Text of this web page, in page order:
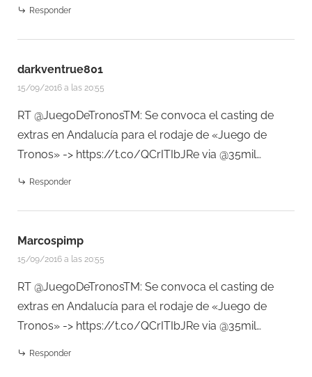
Responder
darkventrue801
15/09/2016 a las 20:55
RT @JuegoDeTronosTM: Se convoca el casting de
extras en Andalucía para el rodaje de «Juego de
Tronos» -> https://t.co/QCrITIbJRe via @35mil…
Responder
Marcospimp
15/09/2016 a las 20:55
RT @JuegoDeTronosTM: Se convoca el casting de
extras en Andalucía para el rodaje de «Juego de
Tronos» -> https://t.co/QCrITIbJRe via @35mil…
Responder